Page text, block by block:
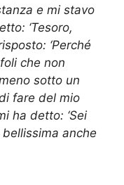
e mi stavo
‘Tesoro,
‘Perché
che non
sotto un
fare del mio
ha detto: ‘Sei
anche